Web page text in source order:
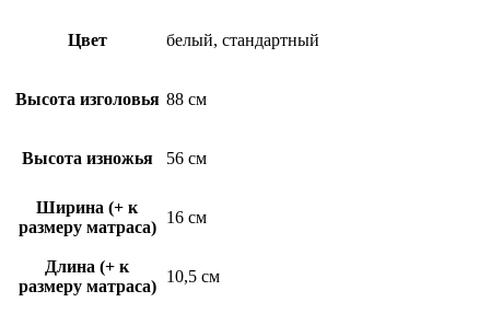
Цвет белый, стандартный
Высота изголовья 88 см
Высота изножья 56 см
Ширина (+ к
размеру матраса)
16 см
Длина (+ к
размеру матраса)
10,5 см